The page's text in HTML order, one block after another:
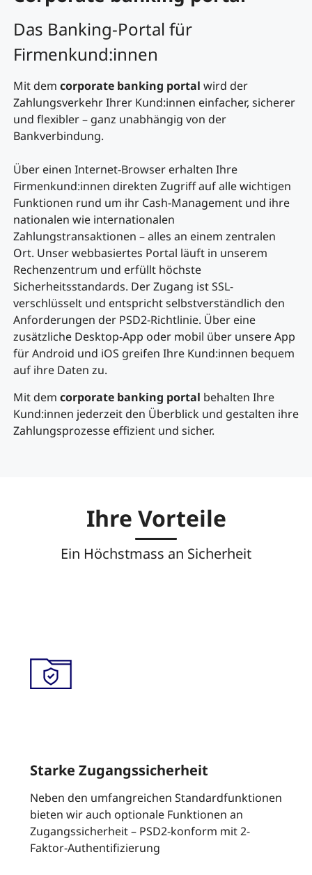
Das Banking-Portal für
Firmenkund:innen
Mit dem corporate banking portal wird der
Zahlungsverkehr Ihrer Kund:innen einfacher, sicherer
und flexibler – ganz unabhängig von der
Bankverbindung.
Über einen Internet-Browser erhalten Ihre
Firmenkund:innen direkten Zugriff auf alle wichtigen
Funktionen rund um ihr Cash-Management und ihre
nationalen wie internationalen
Zahlungstransaktionen – alles an einem zentralen
Ort. Unser webbasiertes Portal läuft in unserem
Rechenzentrum und erfüllt höchste
Sicherheitsstandards. Der Zugang ist SSL-
verschlüsselt und entspricht selbstverständlich den
Anforderungen der PSD2-Richtlinie. Über eine
zusätzliche Desktop-App oder mobil über unsere App
für Android und iOS greifen Ihre Kund:innen bequem
auf ihre Daten zu.
Mit dem corporate banking portal behalten Ihre
Kund:innen jederzeit den Überblick und gestalten ihre
Zahlungsprozesse effizient und sicher.
Ihre Vorteile
Ein Höchstmass an Sicherheit
Starke Zugangssicherheit
Neben den umfangreichen Standardfunktionen
bieten wir auch optionale Funktionen an
Zugangssicherheit – PSD2-konform mit 2-
Faktor-Authentifizierung